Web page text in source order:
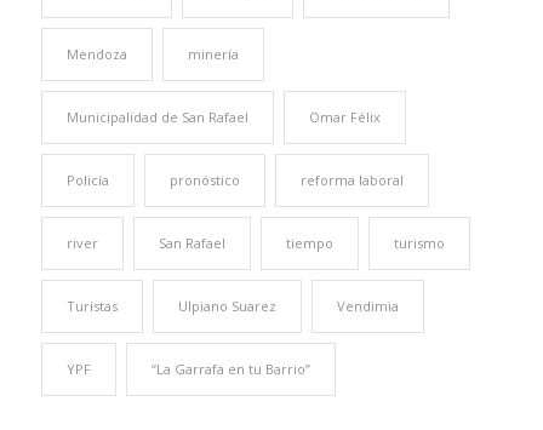
Mendoza minería
Municipalidad de San Rafael Omar Félix
Policía pronóstico reforma laboral
river San Rafael tiempo turismo
Turistas Ulpiano Suarez Vendimia
YPF “La Garrafa en tu Barrio”